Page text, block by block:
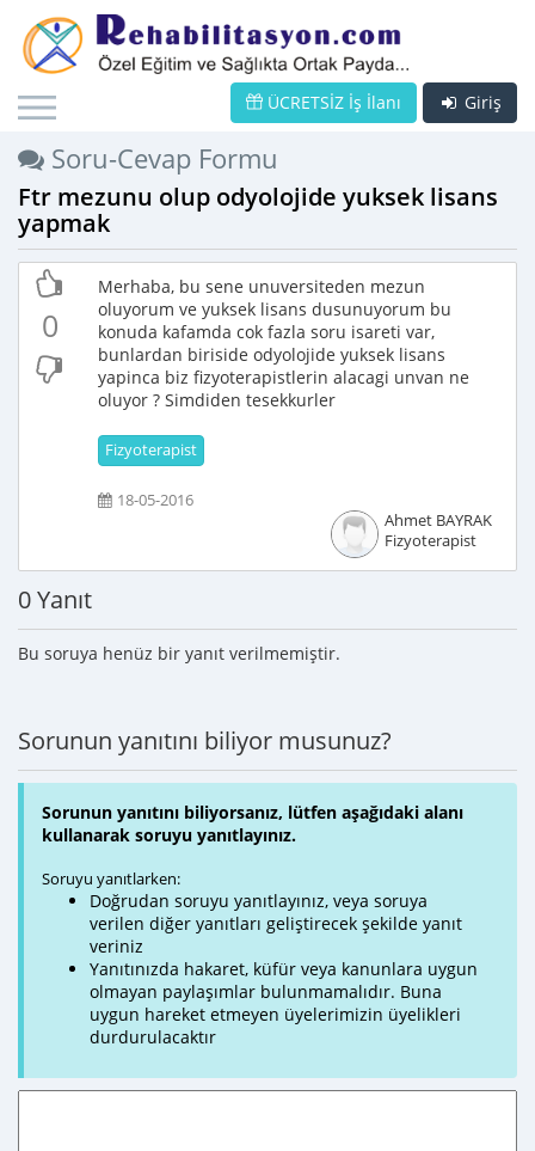
Giriş
ÜCRETSİZ İş İlanı
Soru-Cevap Formu
Ftr mezunu olup odyolojide yuksek lisans
yapmak
0
Merhaba, bu sene unuversiteden mezun
oluyorum ve yuksek lisans dusunuyorum bu
konuda kafamda cok fazla soru isareti var,
bunlardan biriside odyolojide yuksek lisans
yapinca biz fizyoterapistlerin alacagi unvan ne
oluyor ? Simdiden tesekkurler
Fizyoterapist
18-05-2016
Ahmet BAYRAK
Fizyoterapist
0 Yanıt
Bu soruya henüz bir yanıt verilmemiştir.
Sorunun yanıtını biliyor musunuz?
Sorunun yanıtını biliyorsanız, lütfen aşağıdaki alanı
kullanarak soruyu yanıtlayınız.
Soruyu yanıtlarken:
Doğrudan soruyu yanıtlayınız, veya soruya
verilen diğer yanıtları geliştirecek şekilde yanıt
veriniz
Yanıtınızda hakaret, küfür veya kanunlara uygun
olmayan paylaşımlar bulunmamalıdır. Buna
uygun hareket etmeyen üyelerimizin üyelikleri
durdurulacaktır